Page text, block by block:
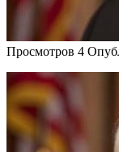
Просмотров 4